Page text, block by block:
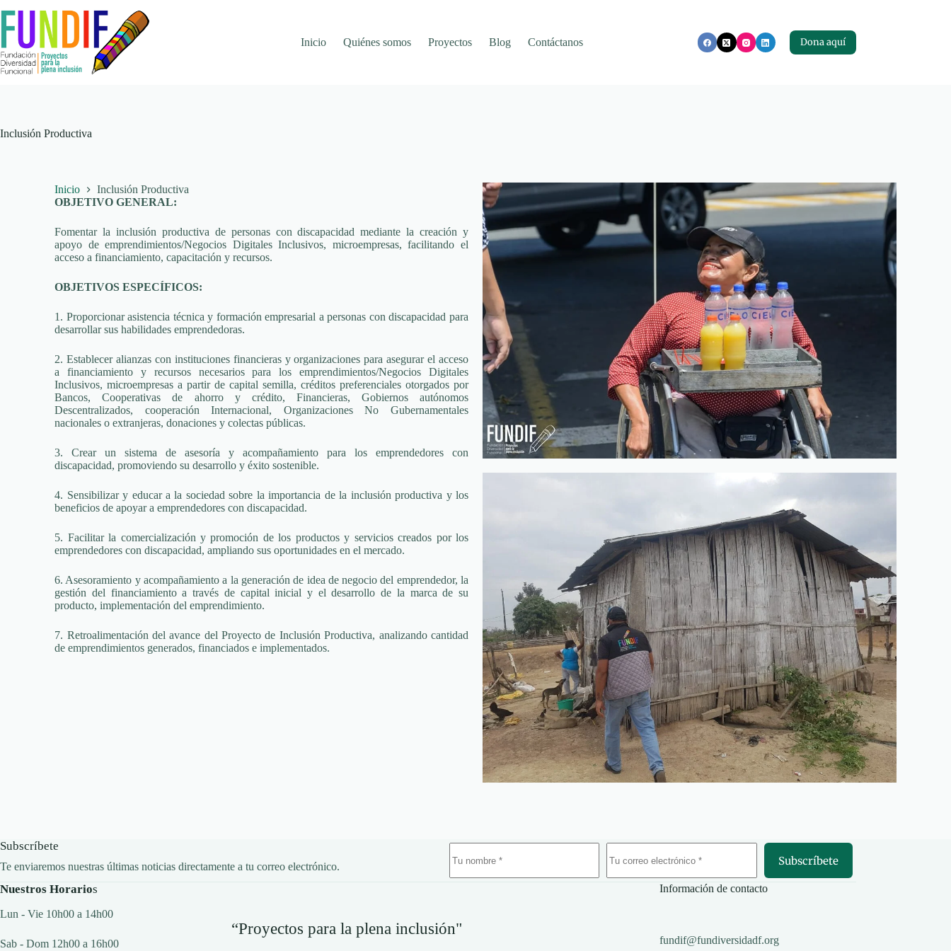
Inicio Quiénes somos Proyectos Blog Contáctanos Dona aquí
Inclusión Productiva
Inicio
Inclusión Productiva
OBJETIVO GENERAL:
Fomentar la inclusión productiva de personas con discapacidad mediante la creación y
apoyo de emprendimientos/Negocios Digitales Inclusivos, microempresas, facilitando el
acceso a financiamiento, capacitación y recursos.
OBJETIVOS ESPECÍFICOS:
1. Proporcionar asistencia técnica y formación empresarial a personas con discapacidad para
desarrollar sus habilidades emprendedoras.
2. Establecer alianzas con instituciones financieras y organizaciones para asegurar el acceso
a financiamiento y recursos necesarios para los emprendimientos/Negocios Digitales
Inclusivos, microempresas a partir de capital semilla, créditos preferenciales otorgados por
Bancos, Cooperativas de ahorro y crédito, Financieras, Gobiernos autónomos
Descentralizados, cooperación Internacional, Organizaciones No Gubernamentales
nacionales o extranjeras, donaciones y colectas públicas.
3. Crear un sistema de asesoría y acompañamiento para los emprendedores con
discapacidad, promoviendo su desarrollo y éxito sostenible.
4. Sensibilizar y educar a la sociedad sobre la importancia de la inclusión productiva y los
beneficios de apoyar a emprendedores con discapacidad.
5. Facilitar la comercialización y promoción de los productos y servicios creados por los
emprendedores con discapacidad, ampliando sus oportunidades en el mercado.
6. Asesoramiento y acompañamiento a la generación de idea de negocio del emprendedor, la
gestión del financiamiento a través de capital inicial y el desarrollo de la marca de su
producto, implementación del emprendimiento.
7. Retroalimentación del avance del Proyecto de Inclusión Productiva, analizando cantidad
de emprendimientos generados, financiados e implementados.
Subscríbete
Te enviaremos nuestras últimas noticias directamente a tu correo electrónico. Subscríbete
Nuestros Horarios
Lun - Vie 10h00 a 14h00
Sab - Dom 12h00 a 16h00
“Proyectos para la plena inclusión"
Información de contacto
fundif@fundiversidadf.org